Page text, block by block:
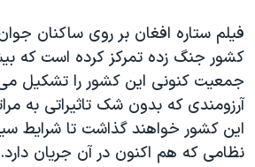
جمعیت کنونی این کشور را تشکیل
آرزومندی که بدون شک تاثیراتی به
این کشور خواهند گذاشت تا شرایط
نظامی که هم اکنون در آن جریان دارد.